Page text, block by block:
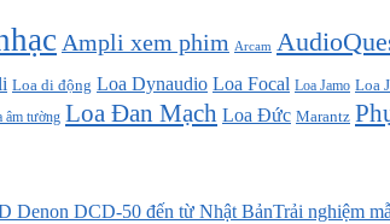
Ampli xem phim Arcam
Loa di động Loa Dynaudio Loa Focal Loa Jamo Loa
âm tường Loa Đan Mạch Loa Đức Marantz
Trải nghiệm